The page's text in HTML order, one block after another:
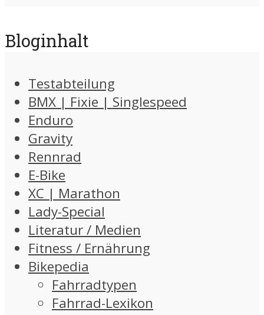
Bloginhalt
Testabteilung
BMX | Fixie | Singlespeed
Enduro
Gravity
Rennrad
E-Bike
XC | Marathon
Lady-Special
Literatur / Medien
Fitness / Ernährung
Bikepedia
Fahrradtypen
Fahrrad-Lexikon